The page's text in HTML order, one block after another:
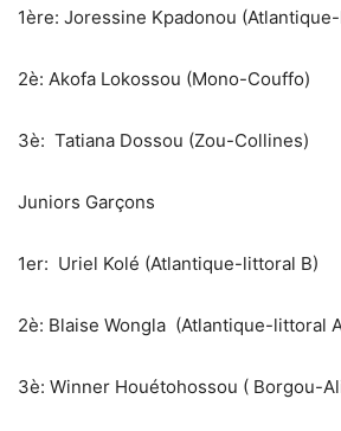
‎1ère: Joressine Kpadonou
‎2è: Akofa Lokossou (Mono-Couffo)
‎3è: Tatiana Dossou (Zou-Collines)
Juniors Garçons
‎1er: Uriel Kolé (Atlantique-littoral B)
‎2è: Blaise Wongla (Atlantique-littoral
‎3è: Winner Houétohossou ( Borgou-